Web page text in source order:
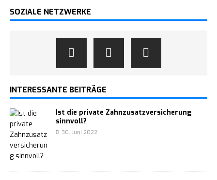
SOZIALE NETZWERKE
INTERESSANTE BEITRÄGE
Ist die private Zahnzusatzversicherung
sinnvoll?
30. Juni 2022